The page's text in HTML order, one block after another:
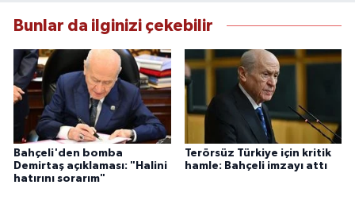
Bunlar da ilginizi çekebilir
Bahçeli'den bomba
Demirtaş açıklaması: "Halini
hatırını sorarım"
Terörsüz Türkiye için kritik
hamle: Bahçeli imzayı attı